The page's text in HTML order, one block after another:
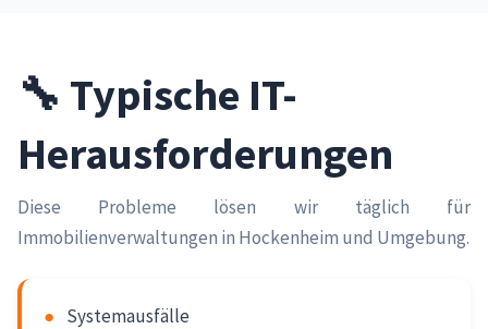
🔧 Typische IT-
Herausforderungen
Diese Probleme lösen wir täglich für
Immobilienverwaltungen in Hockenheim und Umgebung.
● Systemausfälle